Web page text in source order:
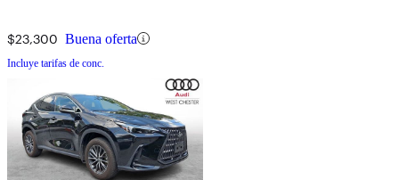
$23,300 Buena oferta
Incluye tarifas de conc.